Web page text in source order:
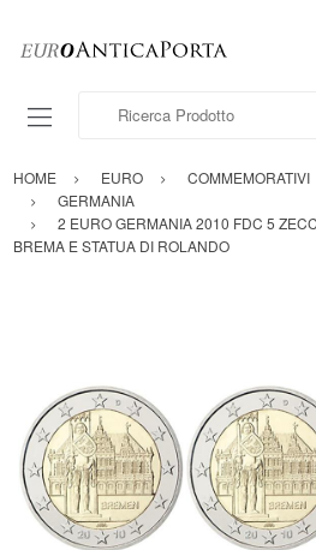
Ricerca Prodotto
HOME EURO COMMEMORATIVI
GERMANIA
2 EURO GERMANIA 2010 FDC 5
BREMA E STATUA DI ROLANDO